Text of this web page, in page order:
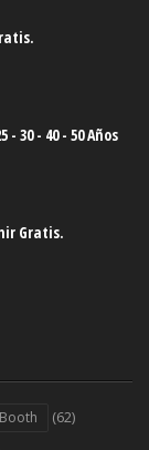
30 - 40 - 50 Años
Gratis.
(62)